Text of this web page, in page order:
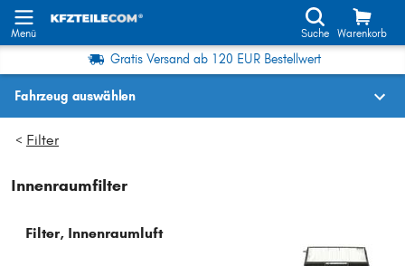
Menü Suche Warenkorb
Gratis Versand ab 120 EUR Bestellwert
Fahrzeug auswählen
Fahrzeug auswählen
> Filter
Innenraumfilter
Filter, Innenraumluft